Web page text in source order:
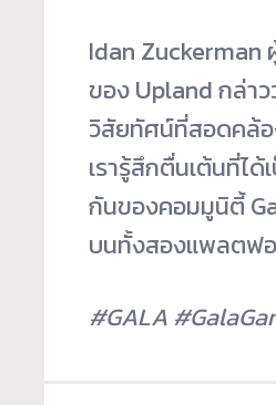
Idan Zuckerman
ของ Uplandกล่าว
วิสัยทัศน์ที่สอดคล้อ
เรารู้สึกตื่นเต้นที่ไ
กันของคอมมูนิตี้
บนทั้งสองแพลตฟ
#GALA